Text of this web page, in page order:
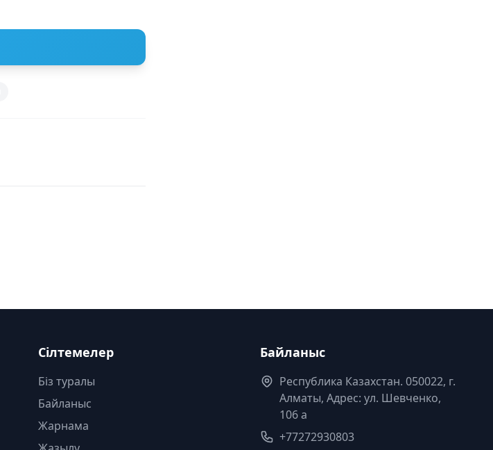
Сілтемелер
Біз туралы
Байланыс
Жарнама
Байланыс
Республика Казахстан. 050022, г.
Алматы, Адрес: ул. Шевченко,
106 а
+77272930803